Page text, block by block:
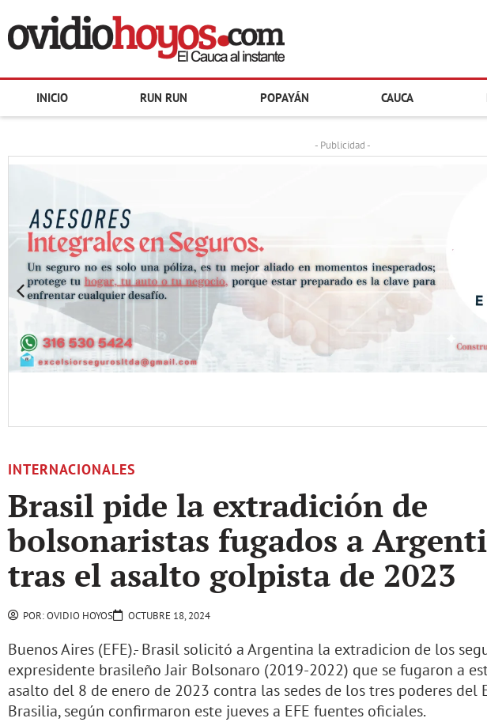
INICIO RUN RUN POPAYÁN CAUCA
- Publicidad -
INTERNACIONALES
Brasil pide la extradición de
bolsonaristas fugados a
tras el asalto golpista de 2023
POR:OVIDIO HOYOS OCTUBRE 18, 2024
Buenos Aires (EFE).- Brasil solicitó a Argentina la extradicion de los
expresidente brasileño Jair Bolsonaro (2019-2022) que se fugaron a
asalto del 8 de enero de 2023 contra las sedes de los tres poderes del
Brasilia, según confirmaron este jueves a EFE fuentes oficiales.